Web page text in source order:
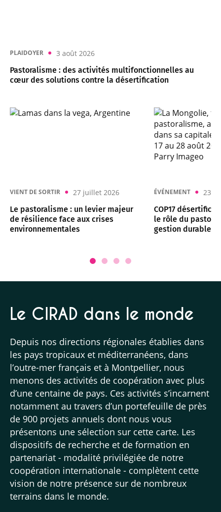
PLAIDOYER
3 août 2026
Pastoralisme : des activités multifonctionnelles au
cœur des solutions contre la désertification
VIENT DE SORTIR
27 juillet 2026
Le pastoralisme : un levier majeur
de résilience face aux crises
environnementales
ÉVÉNEMENT
23
COP17
le rôle du
gestion durable
Le CIRAD dans le monde
Depuis nos directions régionales établies dans
les pays tropicaux et méditerranéens, dans
l’outre-mer français et à Montpellier, nous
menons des activités de coopération avec plus
d’une centaine de pays. Ces activités s’incarnent
notamment au travers d’un portefeuille de près
de 900 projets annuels dont nous vous
présentons une sélection sur cette carte. Les
dispositifs de recherche et de formation en
partenariat - modalité privilégiée de notre
coopération internationale - complètent cette
vision de notre présence sur de nombreux
terrains dans le monde.